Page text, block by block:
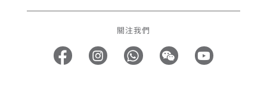
關注我們